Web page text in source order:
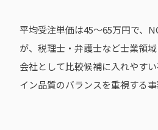
平均受注単価は45〜65万円で、
が、税理士・弁護士など士業領
会社として比較候補に入れやす
イン品質のバランスを重視する事